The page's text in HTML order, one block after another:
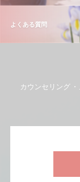
よくある質問
カウンセリング